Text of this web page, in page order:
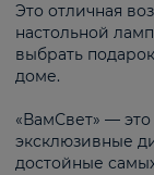
Это отличная
настольной
выбрать
доме.
«ВамСвет» —
эксклюзивные
достойные